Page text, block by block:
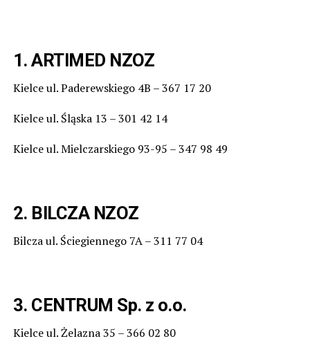
1. ARTIMED NZOZ
Kielce ul. Paderewskiego 4B – 367 17 20
Kielce ul. Śląska 13 – 301 42 14
Kielce ul. Mielczarskiego 93-95 – 347 98 49
2. BILCZA NZOZ
Bilcza ul. Ściegiennego 7A – 311 77 04
3. CENTRUM Sp. z o.o.
Kielce ul. Żelazna 35 – 366 02 80